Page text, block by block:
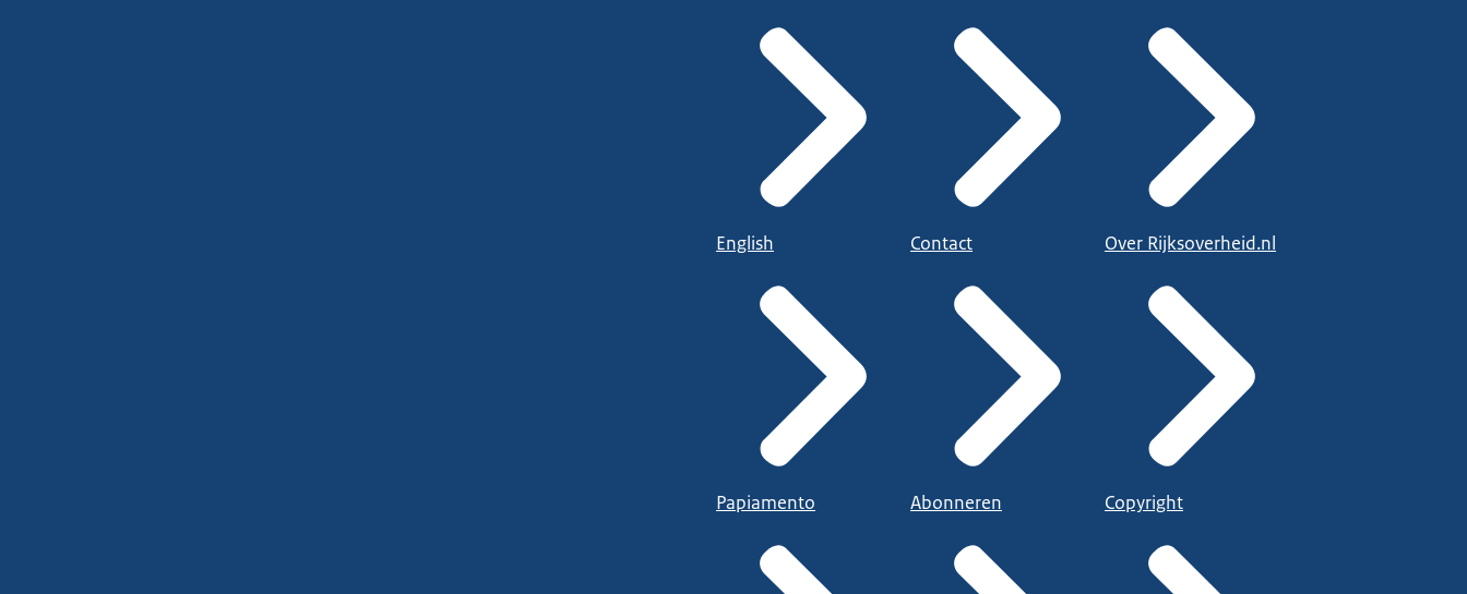
English
Papiamento
Contact
Abonneren
Over Rijksoverheid.nl
Copyright